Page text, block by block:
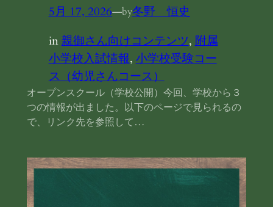
5月 17, 2026—by冬野 恒史
in親御さん向けコンテンツ, 附属
小学校入試情報, 小学校受験コー
ス（幼児さんコース）
オープンスクール（学校公開）今回、学校から３
つの情報が出ました。以下のページで見られるの
で、リンク先を参照して…